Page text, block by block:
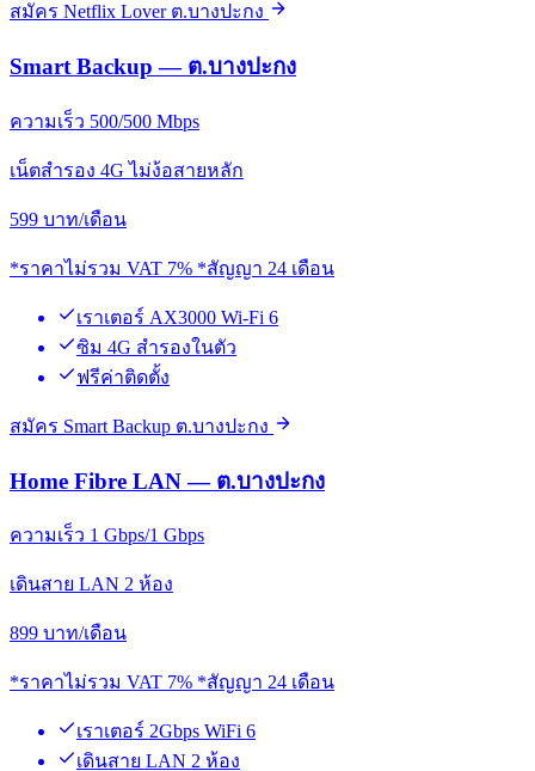
สมัคร Netflix Lover ต.บางปะกง
Smart Backup — ต.บางปะกง
ความเร็ว 500/500 Mbps
เน็ตสำรอง 4G ไม่ง้อสายหลัก
599 บาท/เดือน
*ราคาไม่รวม VAT 7% *สัญญา 24 เดือน
เราเตอร์ AX3000 Wi-Fi 6
ซิม 4G สำรองในตัว
ฟรีค่าติดตั้ง
สมัคร Smart Backup ต.บางปะกง
Home Fibre LAN — ต.บางปะกง
ความเร็ว 1 Gbps/1 Gbps
เดินสาย LAN 2 ห้อง
899 บาท/เดือน
*ราคาไม่รวม VAT 7% *สัญญา 24 เดือน
เราเตอร์ 2Gbps WiFi 6
เดินสาย LAN 2 ห้อง